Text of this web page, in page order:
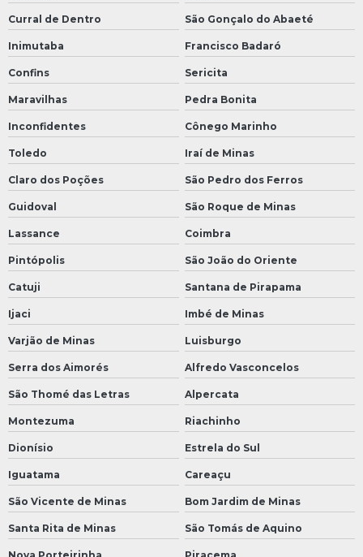
Curral de Dentro São Gonçalo do Abaeté
Inimutaba Francisco Badaró
Confins Sericita
Maravilhas Pedra Bonita
Inconfidentes Cônego Marinho
Toledo Iraí de Minas
Claro dos Poções São Pedro dos Ferros
Guidoval São Roque de Minas
Lassance Coimbra
Pintópolis São João do Oriente
Catuji Santana de Pirapama
Ijaci Imbé de Minas
Varjão de Minas Luisburgo
Serra dos Aimorés Alfredo Vasconcelos
São Thomé das Letras Alpercata
Montezuma Riachinho
Dionísio Estrela do Sul
Iguatama Careaçu
São Vicente de Minas Bom Jardim de Minas
Santa Rita de Minas São Tomás de Aquino